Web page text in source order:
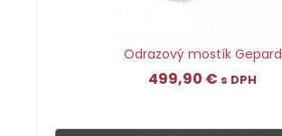
Odrazový mostík Gepard
499,90 € s DPH